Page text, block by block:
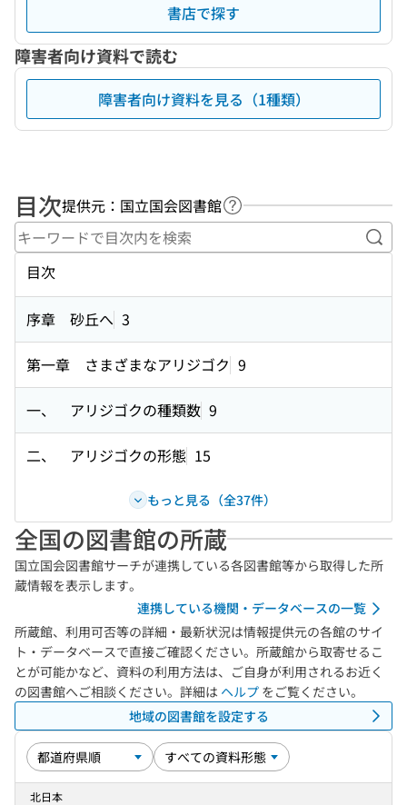
書店で探す
障害者向け資料で読む
障害者向け資料を見る（1種類）
目次提供元：国立国会図書館 ヘルプページへのリンク
キ
目次
序章 砂丘へ 3
第一章 さまざまなアリジゴク 9
一、 アリジゴクの種類数 9
二、 アリジゴクの形態 15
もっと見る（全37件）
全国の図書館の所蔵
国立国会図書館サーチが連携している各図書館等から取得した所
蔵情報を表示します。
連携している機関・データベースの一覧
所蔵館、利用可否等の詳細・最新状況は情報提供元の各館のサイ
ト・データベースで直接ご確認ください。所蔵館から取寄せるこ
とが可能かなど、資料の利用方法は、ご自身が利用されるお近く
の図書館へご相談ください。詳細は ヘルプ をご覧ください。
地域の図書館を設定する
北日本